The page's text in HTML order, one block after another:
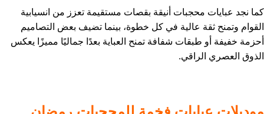
كما نجد عبايات محجبات أنيقة بقصات مستقيمة تعزز من انسيابية
القوام وتمنح ثقة عالية في كل خطوة، بينما تضيف بعض التصاميم
أحزمة خفيفة أو طبقات شفافة تمنح العباية بعدًا جماليًا مميزًا يعكس
الذوق العصري الراقي.